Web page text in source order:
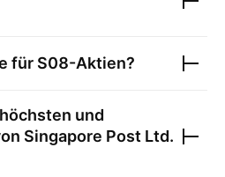
für S08-Aktien?
und
Singapore Post Ltd.